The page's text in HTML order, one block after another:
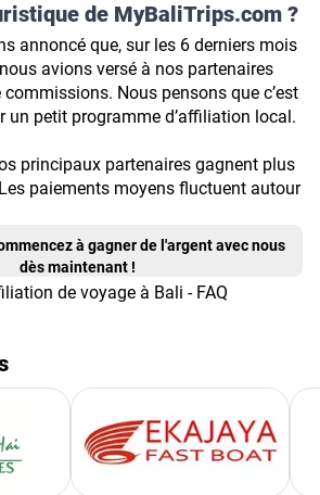
de MyBaliTrips.com ?
annoncé que, sur les 6 derniers mois
avions versé à nos partenaires
Nous pensons que c’est
un petit programme d’affiliation local.
principaux partenaires gagnent plus
paiements moyens fluctuent autour
à gagner de l'argent avec nous
dès maintenant !
de voyage à Bali - FAQ